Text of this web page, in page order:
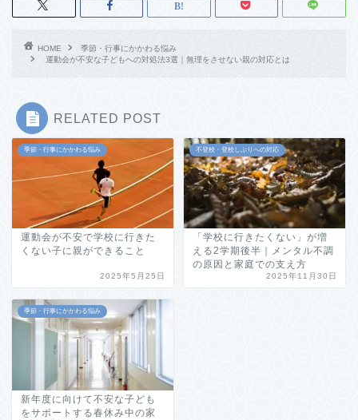
HOME
季節・行事にかかわる悩み
運動会が不安な子どもへの対処法3選｜無理をさせない親の対応とは
RELATED POST
季節・行事にかかわる悩み
運動会が不安で学校に行きた
くない子に親ができること
2025年5月25日
不登校・登校しぶりへの対応
「学校に行きたくない」が増
える2学期後半｜メンタル不調
の原因と家庭での支え方
2025年11月30日
季節・行事にかかわる悩み
新年度に向けて不安な子ども
をサポートする春休み中の家